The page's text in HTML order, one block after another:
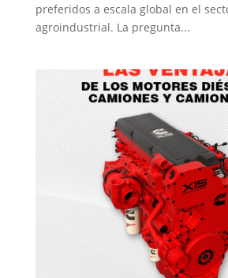
preferidos a escala global en el
agroindustrial. La pregunta...